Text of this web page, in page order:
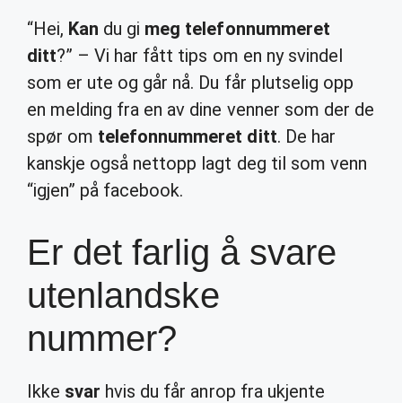
“Hei, Kan du gi meg telefonnummeret
ditt?” – Vi har fått tips om en ny svindel
som er ute og går nå. Du får plutselig opp
en melding fra en av dine venner som der de
spør om telefonnummeret ditt. De har
kanskje også nettopp lagt deg til som venn
“igjen” på facebook.
Er det farlig å svare
utenlandske
nummer?
Ikke svar hvis du får anrop fra ukjente